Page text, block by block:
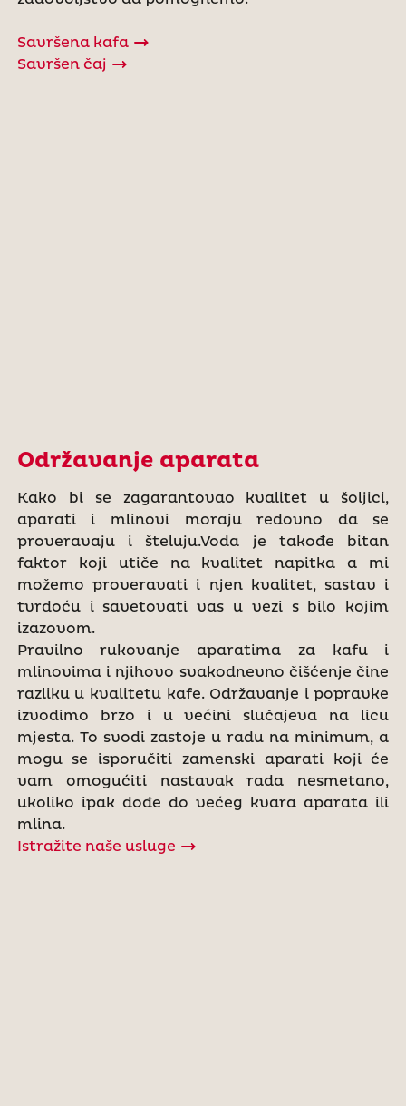
Savršena kafa
Savršen čaj
Održavanje aparata
Kako bi se zagarantovao kvalitet u šoljici,
aparati i mlinovi moraju redovno da se
proveravaju i šteluju.Voda je takođe bitan
faktor koji utiče na kvalitet napitka a mi
možemo proveravati i njen kvalitet, sastav i
tvrdoću i savetovati vas u vezi s bilo kojim
izazovom.
Pravilno rukovanje aparatima za kafu i
mlinovima i njihovo svakodnevno čišćenje čine
razliku u kvalitetu kafe. Održavanje i popravke
izvodimo brzo i u većini slučajeva na licu
mjesta. To svodi zastoje u radu na minimum, a
mogu se isporučiti zamenski aparati koji će
vam omogućiti nastavak rada nesmetano,
ukoliko ipak dođe do većeg kvara aparata ili
mlina.
Istražite naše usluge